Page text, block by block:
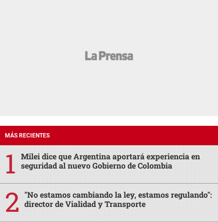
MÁS RECIENTES
Milei dice que Argentina aportará experiencia en
seguridad al nuevo Gobierno de Colombia
"No estamos cambiando la ley, estamos regulando":
director de Vialidad y Transporte